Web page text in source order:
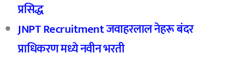
प्रसिद्ध
JNPT Recruitment जवाहरलाल नेहरू बंदर
प्राधिकरण मध्ये नवीन भरती